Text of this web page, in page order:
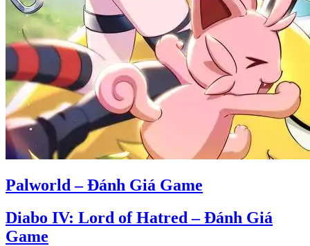
Palworld – Đánh Giá Game
Diabo IV: Lord of Hatred – Đánh Giá
Game